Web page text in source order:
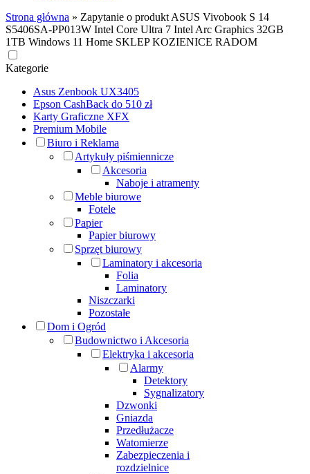
Strona główna » Zapytanie o produkt ASUS Vivobook S 14
S5406SA-PP013W Intel Core Ultra 7 Intel Arc Graphics 32GB
1TB Windows 11 Home SKLEP KOZIENICE RADOM
Kategorie
Asus Zenbook UX3405
Epson CashBack do 510 zł
Karty Graficzne XFX
Premium Mobile
Biuro i Reklama
Artykuły piśmiennicze
Akcesoria
Naboje i atramenty
Meble biurowe
Fotele
Papier
Papier biurowy
Sprzęt biurowy
Laminatory i akcesoria
Folia
Laminatory
Niszczarki
Pozostałe
Dom i Ogród
Budownictwo i Akcesoria
Elektryka i akcesoria
Alarmy
Detektory
Sygnalizatory
Dzwonki
Gniazda
Przedłużacze
Watomierze
Zabezpieczenia i
rozdzielnice